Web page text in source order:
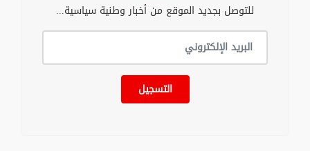
للتوصل بجديد الموقع من أخبار وطنية سياسية...
التسجيل